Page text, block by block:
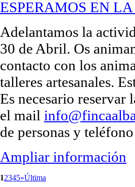
Adelantamos la
30 de Abril. Os
contacto con los
talleres artesanales.
Es necesario reservar
el mail
de personas y
Ampliar información
12345»Última